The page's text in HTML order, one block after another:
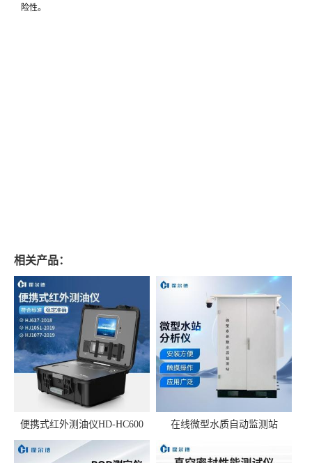
险性。
相关产品：
便携式红外测油仪HD-HC600 在线微型水质自动监测站